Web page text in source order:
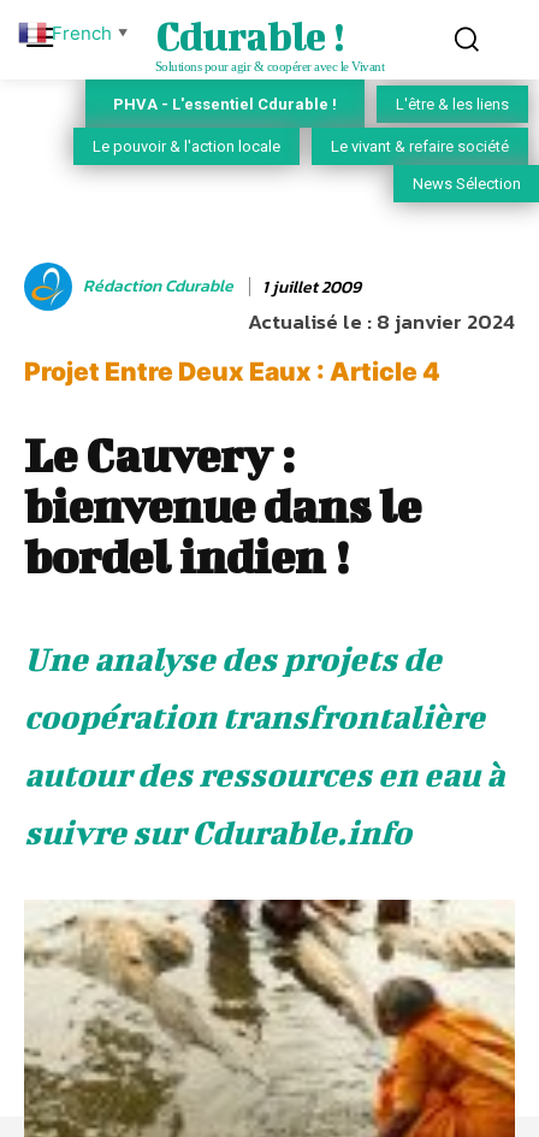
Cdurable !
Solutions pour agir & coopérer avec le Vivant
PHVA - L'essentiel Cdurable ! L'être & les liens
Le pouvoir & l'action locale Le vivant & refaire société
News Sélection
Rédaction Cdurable 1 juillet 2009
Actualisé le :8 janvier 2024
Projet Entre Deux Eaux : Article 4
Le Cauvery :
bienvenue dans le
bordel indien !
Une analyse des projets de
coopération transfrontalière
autour des ressources en eau à
suivre sur Cdurable.info
French ▼